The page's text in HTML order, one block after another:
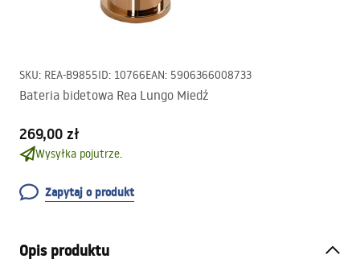
SKU: REA-B9855ID: 10766EAN: 5906366008733
Bateria bidetowa Rea Lungo Miedź
269,00 zł
Wysyłka pojutrze.
Zapytaj o produkt
Opis produktu